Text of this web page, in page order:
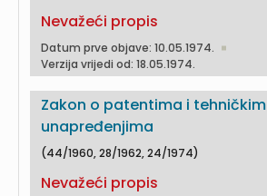
Nevažeći propis
Datum prve objave: 10.05.1974.
Verzija vrijedi od: 18.05.1974.
Zakon o patentima i tehničkim
unapređenjima
(44/1960, 28/1962, 24/1974)
Nevažeći propis